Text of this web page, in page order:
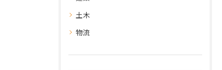
土木
物流